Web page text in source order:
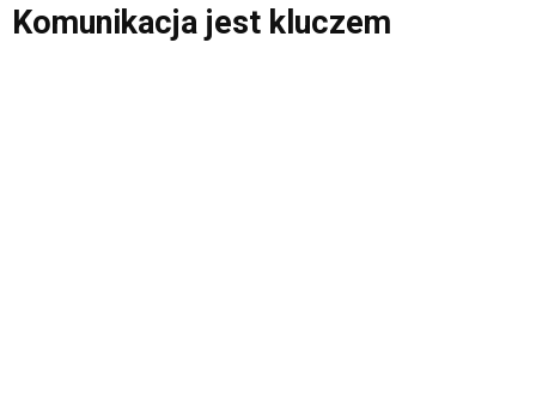
Komunikacja jest kluczem